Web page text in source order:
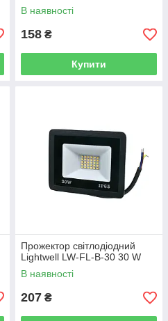
В наявності
158 ₴
Купити
Прожектор світлодіодний
Lightwell LW-FL-B-30 30 W
В наявності
207 ₴